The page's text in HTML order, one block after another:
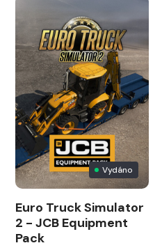
Vydáno
Euro Truck Simulator
2 - JCB Equipment
Pack